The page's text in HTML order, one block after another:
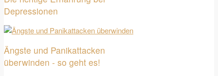
Depressionen
Ängste und Panikattacken
überwinden - so geht es!